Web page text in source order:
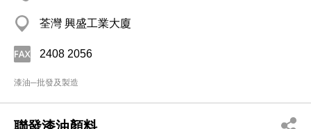
荃灣 興盛工業大廈
2408 2056
漆油─批發及製造